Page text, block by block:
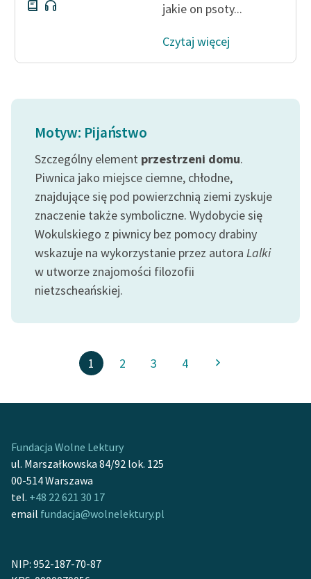
jakie on psoty...
Czytaj więcej
Motyw: Pijaństwo
Szczególny element przestrzeni domu.
Piwnica jako miejsce ciemne, chłodne,
znajdujące się pod powierzchnią ziemi zyskuje
znaczenie także symboliczne. Wydobycie się
Wokulskiego z piwnicy bez pomocy drabiny
wskazuje na wykorzystanie przez autora Lalki
w utworze znajomości filozofii
nietzscheańskiej.
1 2 3 4
Fundacja Wolne Lektury
ul. Marszałkowska 84/92 lok. 125
00-514 Warszawa
tel. +48 22 621 30 17
email fundacja@wolnelektury.pl
NIP: 952-187-70-87